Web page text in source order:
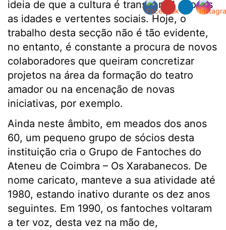
ideia de que a cultura é transversal a todas
as idades e vertentes sociais. Hoje, o
trabalho desta secção não é tão evidente,
no entanto, é constante a procura de novos
colaboradores que queiram concretizar
projetos na área da formação do teatro
amador ou na encenação de novas
iniciativas, por exemplo.
Ainda neste âmbito, em meados dos anos
60, um pequeno grupo de sócios desta
instituição cria o Grupo de Fantoches do
Ateneu de Coimbra – Os Xarabanecos. De
nome caricato, manteve a sua atividade até
1980, estando inativo durante os dez anos
seguintes. Em 1990, os fantoches voltaram
a ter voz, desta vez na mão de,